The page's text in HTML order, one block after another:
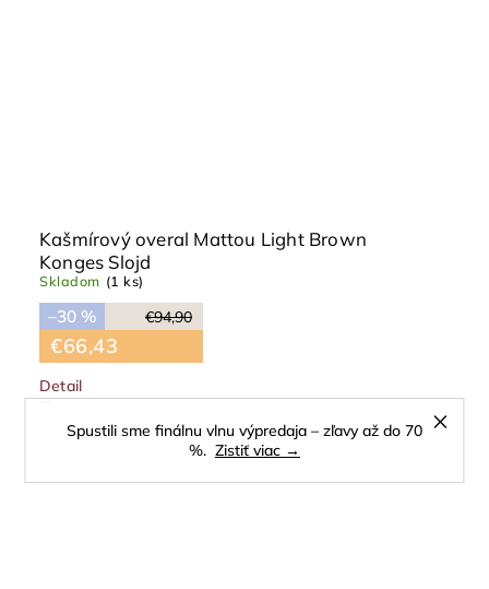
Spustili sme finálnu vlnu výpredaja – zľavy až do 70
%. Zistiť viac →
Kašmírový overal Mattou Light Brown
Konges Slojd
Skladom (1 ks)
€94,90
–30 %
€66,43
Detail
62 cm